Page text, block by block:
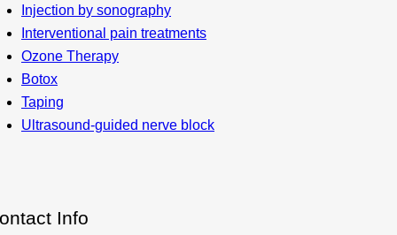
Injection by sonography
Interventional pain treatments
Ozone Therapy
Botox
Taping
Ultrasound-guided nerve block
Info